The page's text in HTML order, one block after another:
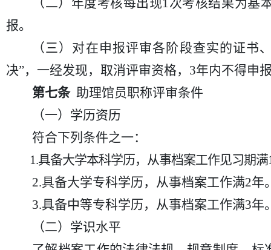
（二）年度考核每出现1次考核结果为基
报。
（三）对在申报评审各阶段查实的证
决”，一经发现，取消评审资格，3年内不得申
第七条助理馆员职称评审条件
（一）学历资历
符合下列条件之一：
1.具备大学本科学历，从事档案工作见习期
2.具备大学专科学历，从事档案工作满2年
3.具备中等专科学历，从事档案工作满3年
（二）学识水平